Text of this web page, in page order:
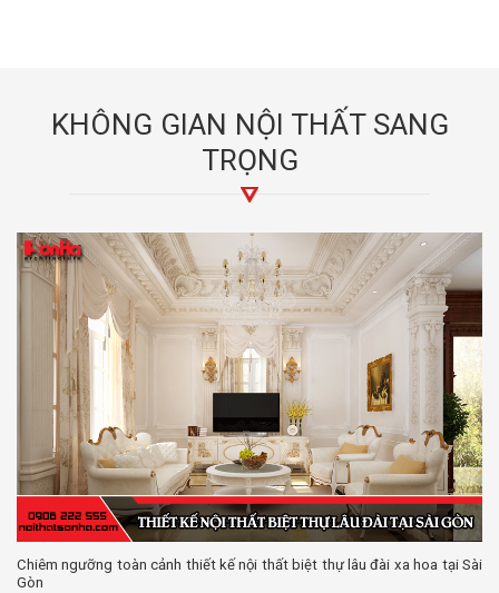
KHÔNG GIAN NỘI THẤT SANG
TRỌNG
Chiêm ngưỡng toàn cảnh thiết kế nội thất biệt thự lâu đài xa hoa tại Sài
Gòn